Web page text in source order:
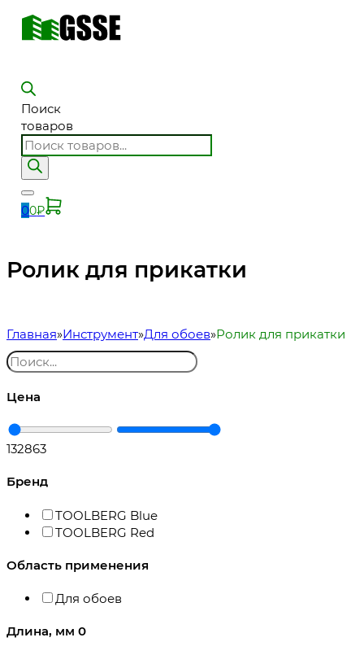
Поиск
товаров
00₽
Ролик для прикатки
Главная Инструмент Для обоев Ролик для прикатки
Цена
132863
Бренд
TOOLBERG Blue
TOOLBERG Red
Область применения
Для обоев
Длина, мм 0